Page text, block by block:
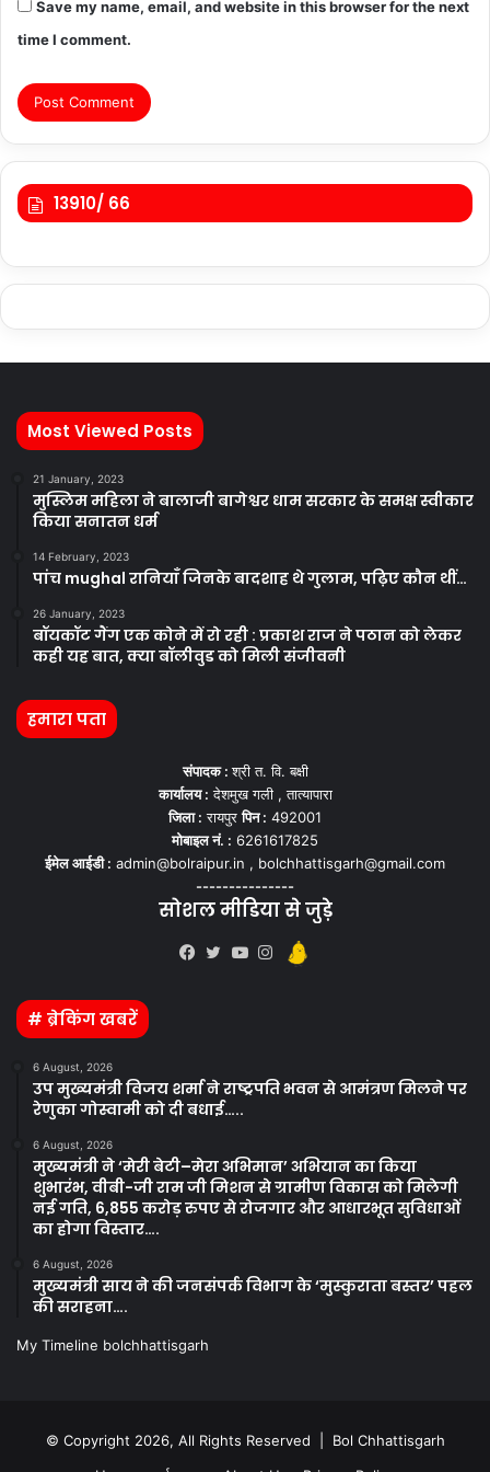
Save my name, email, and website in this browser for the next
time I comment.
13910/ 66
Most Viewed Posts
21 January, 2023
मुस्लिम महिला ने बालाजी बागेश्वर धाम सरकार के समक्ष स्वीकार
किया सनातन धर्म
14 February, 2023
पांच mughal रानियाँ जिनके बादशाह थे गुलाम, पढ़िए कौन थीं…
26 January, 2023
बॉयकॉट गैंग एक कोने में रो रही : प्रकाश राज ने पठान को लेकर
कही यह बात, क्या बॉलीवुड को मिली संजीवनी
हमारा पता
संपादक :श्री त. वि. बक्षी
कार्यालय : देशमुख गली , तात्यापारा
जिला : रायपुरपिन : 492001
मोबाइल नं. : 6261617825
ईमेल आईडी : admin@bolraipur.in , bolchhattisgarh@gmail.com
---------------
सोशल मीडिया से जुड़े
# ब्रेकिंग खबरें
6 August, 2026
उप मुख्यमंत्री विजय शर्मा ने राष्ट्रपति भवन से आमंत्रण मिलने पर
रेणुका गोस्वामी को दी बधाई…..
6 August, 2026
मुख्यमंत्री ने ‘मेरी बेटी–मेरा अभिमान’ अभियान का किया
शुभारंभ, वीबी-जी राम जी मिशन से ग्रामीण विकास को मिलेगी
नई गति, 6,855 करोड़ रुपए से रोजगार और आधारभूत सुविधाओं
का होगा विस्तार….
6 August, 2026
मुख्यमंत्री साय ने की जनसंपर्क विभाग के ‘मुस्कुराता बस्तर’ पहल
की सराहना….
My Timeline bolchhattisgarh
© Copyright 2026, All Rights Reserved | Bol Chhattisgarh